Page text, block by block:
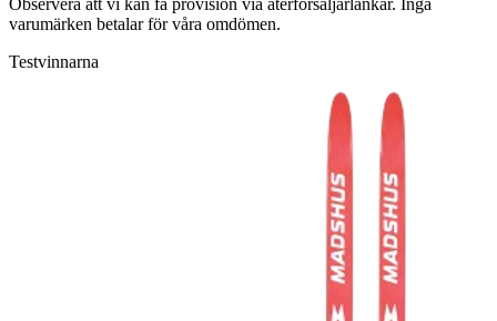
varumärken betalar för våra omdömen.
Testvinnarna